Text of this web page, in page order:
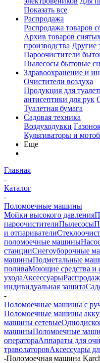
Показать все
Распродажа
Распродажа товаров
Архив товаров
производства Другие
Пароочистители
Пылесосы бытовые
Здравоохранение и
Очистители воздуха
Продукция для
антисептики для рук
Туалетная бумага
Садовая техника
Воздуходувки
Культиваторы и
Еще
Главная
-
Каталог
-
Поломоечные машины
Мойки высокого давления
пароочистителиПылесосы
и отпариватели
поломоечные машины
станцииСнегоуборочные
машиныПодметальные
поливаМоющие средства и
уходаАксессуары
индивидуальная защита
-
Поломоечные машины с
Поломоечные машины
машины сетевые
машиныПоломоечные
оператораАппараты для
траволаторовАксессуары
-Поломоечная машина